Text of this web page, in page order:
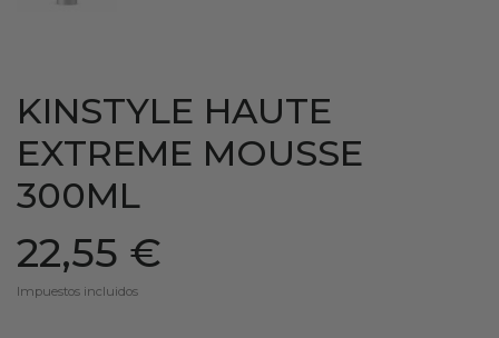
KINSTYLE HAUTE
EXTREME MOUSSE
300ML
22,55 €
Impuestos incluidos